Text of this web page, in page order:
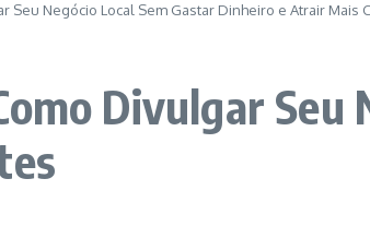
Seu Negócio Local Sem Gastar Dinheiro e Atrair Mais
Divulgar Seu